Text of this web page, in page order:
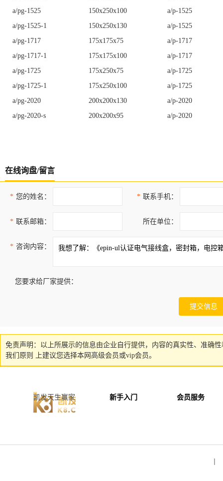
a/pg-1525
150x250x100
a/p-1525
a/pg-1525-1
150x250x130
a/p-1525
a/pg-1717
175x175x75
a/p-1717
a/pg-1717-1
175x175x100
a/p-1717
a/pg-1725
175x250x75
a/p-1725
a/pg-1725-1
175x250x100
a/p-1725
a/pg-2020
200x200x130
a/p-2020
a/pg-2020-s
200x200x95 a/p-2020
在线询盘/留言
* 您的姓名： * 联系手机：
* 联系邮箱： 所在单位：
* 咨询内容：
您要求给厂家提供：
免责声明：以上所展示的信息由企业自行提供，内容的真实性、准确
我们原则 上建议您选择本网高级会员或vip会员。
凯发天生赢家 新手入门 会员服务